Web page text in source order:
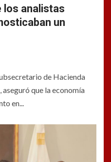
los analistas
un
de Hacienda
que la economía
en...